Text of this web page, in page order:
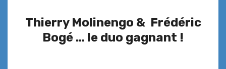
Thierry Molinengo & Frédéric
Bogé … le duo gagnant !